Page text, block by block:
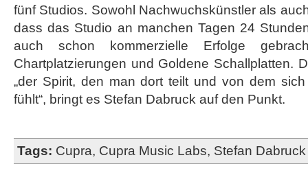
fünf Studios. Sowohl Nachwuchskünstler als
dass das Studio an manchen Tagen 24
auch schon kommerzielle Erfolge
Chartplatzierungen und Goldene Schallplatten.
„der Spirit, den man dort teilt und von dem
fühlt“, bringt es Stefan Dabruck auf den Punkt.
Tags: Cupra, Cupra Music Labs, Stefan Dabruck